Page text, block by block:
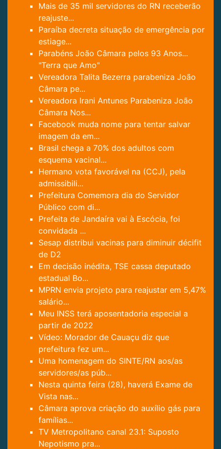
Mais de 35 mil servidores do RN receberão
reajuste...
Paraíba decreta situação de emergência por
estiage...
Parabéns João Câmara pelos 93 Anos...
"Terra que Amo"
Vereadora Talita Bezerra parabeniza João
Câmara pe...
Vereadora Irani Antunes Parabeniza João
Câmara Nos...
Facebook muda nome para tentar salvar
imagem da em...
Brasil chega a 70% dos adultos com
esquema vacinal...
Hermano vota favorável na (CCJ), pela
admissibili...
Prefeitura Comemora dia do Servidor
Público com di...
Prefeita de Jandaíra vai à Escócia, foi
convidada ...
Sesap distribui vacinas para diminuir décifit
de D2
Em decisão inédita, TSE cassa deputado
estadual Bo...
MPRN envia projeto para reajustar em 5,47%
salário...
Meu INSS terá aposentadoria especial a
partir de 2022
Vídeo: Morador de Cauaçu diz que
prefeitura fez um...
Uma homenagem do SINTE/RN aos/as
servidores/as púb...
Nesta quinta feira (28), haverá Exame de
Vista nas...
Câmara aprova criação do auxílio gás para
famílias...
TV Metropolitano canal 23.1: Suposto
Nepotismo pra...